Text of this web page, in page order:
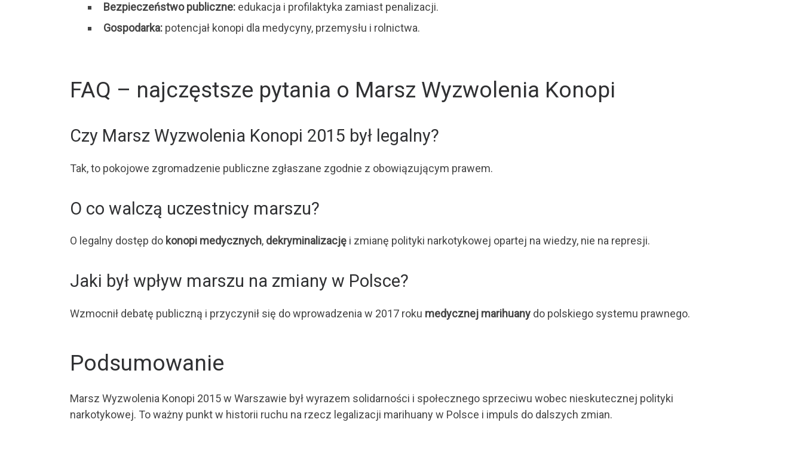
Bezpieczeństwo publiczne: edukacja i profilaktyka zamiast penalizacji.
Gospodarka: potencjał konopi dla medycyny, przemysłu i rolnictwa.
FAQ – najczęstsze pytania o Marsz Wyzwolenia Konopi
Czy Marsz Wyzwolenia Konopi 2015 był legalny?
Tak, to pokojowe zgromadzenie publiczne zgłaszane zgodnie z obowiązującym prawem.
O co walczą uczestnicy marszu?
O legalny dostęp do konopi medycznych, dekryminalizację i zmianę polityki narkotykowej opartej na wiedzy, nie na represji.
Jaki był wpływ marszu na zmiany w Polsce?
Wzmocnił debatę publiczną i przyczynił się do wprowadzenia w 2017 roku medycznej marihuany do polskiego systemu prawnego.
Podsumowanie
Marsz Wyzwolenia Konopi 2015 w Warszawie był wyrazem solidarności i społecznego sprzeciwu wobec nieskutecznej polityki
narkotykowej. To ważny punkt w historii ruchu na rzecz legalizacji marihuany w Polsce i impuls do dalszych zmian.